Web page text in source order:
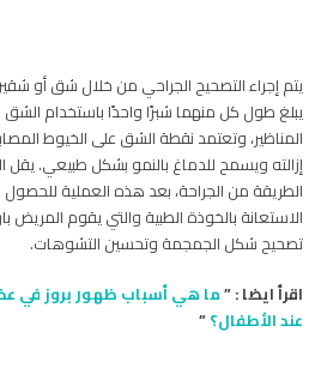
يتم إجراء التصحيح الجراحي من خلال شق أو
يبلغ طول كل منهما شبرًا واحدًا باستخدام الشق
المناظير، وتعتمد نقطة الشق على الخيوط
إزالته ويسمح للدماغ بالنمو بشكل طبيعي. يقل
الطريقة من الجراحة، بعد هذه العملية للحصول
الاستعانة بالخوذة الطبية والتي يقوم المريض
تصحيح شكل الجمجمة وتحسين التشوهات.
اقرأ ايضا : ”ما هي أسباب ظهور بروز في
عند الأطفال؟”